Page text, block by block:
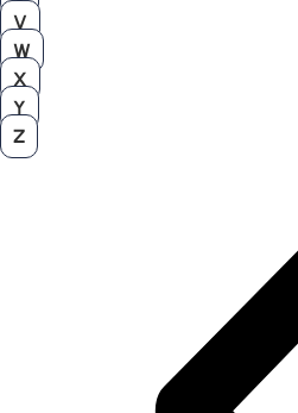
V
W
X
Y
Z